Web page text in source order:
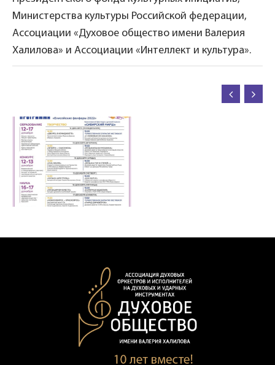
Министерства культуры Российской федерации,
Ассоциации «Духовое общество имени Валерия
Халилова» и Ассоциации «Интеллект и культура».